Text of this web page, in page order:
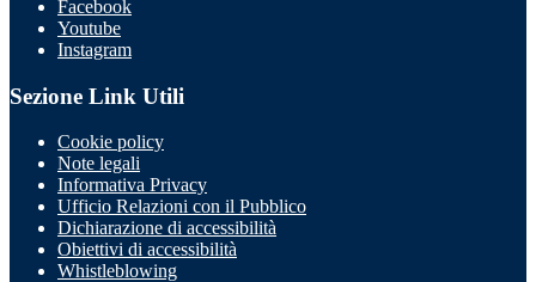
Facebook
Youtube
Instagram
Sezione Link Utili
Cookie policy
Note legali
Informativa Privacy
Ufficio Relazioni con il Pubblico
Dichiarazione di accessibilità
Obiettivi di accessibilità
Whistleblowing